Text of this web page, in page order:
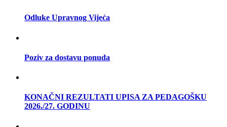
Odluke Upravnog Vijeća
Poziv za dostavu ponuda
KONAČNI REZULTATI UPISA ZA PEDAGOŠKU
2026./27. GODINU